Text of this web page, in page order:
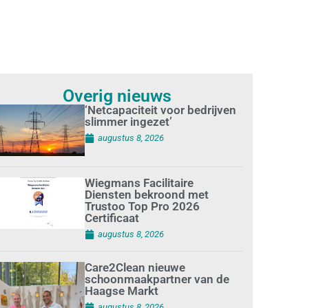
Overig nieuws
‘Netcapaciteit voor bedrijven
slimmer ingezet’
augustus 8, 2026
Wiegmans Facilitaire
Diensten bekroond met
Trustoo Top Pro 2026
Certificaat
augustus 8, 2026
Care2Clean nieuwe
schoonmaakpartner van de
Haagse Markt